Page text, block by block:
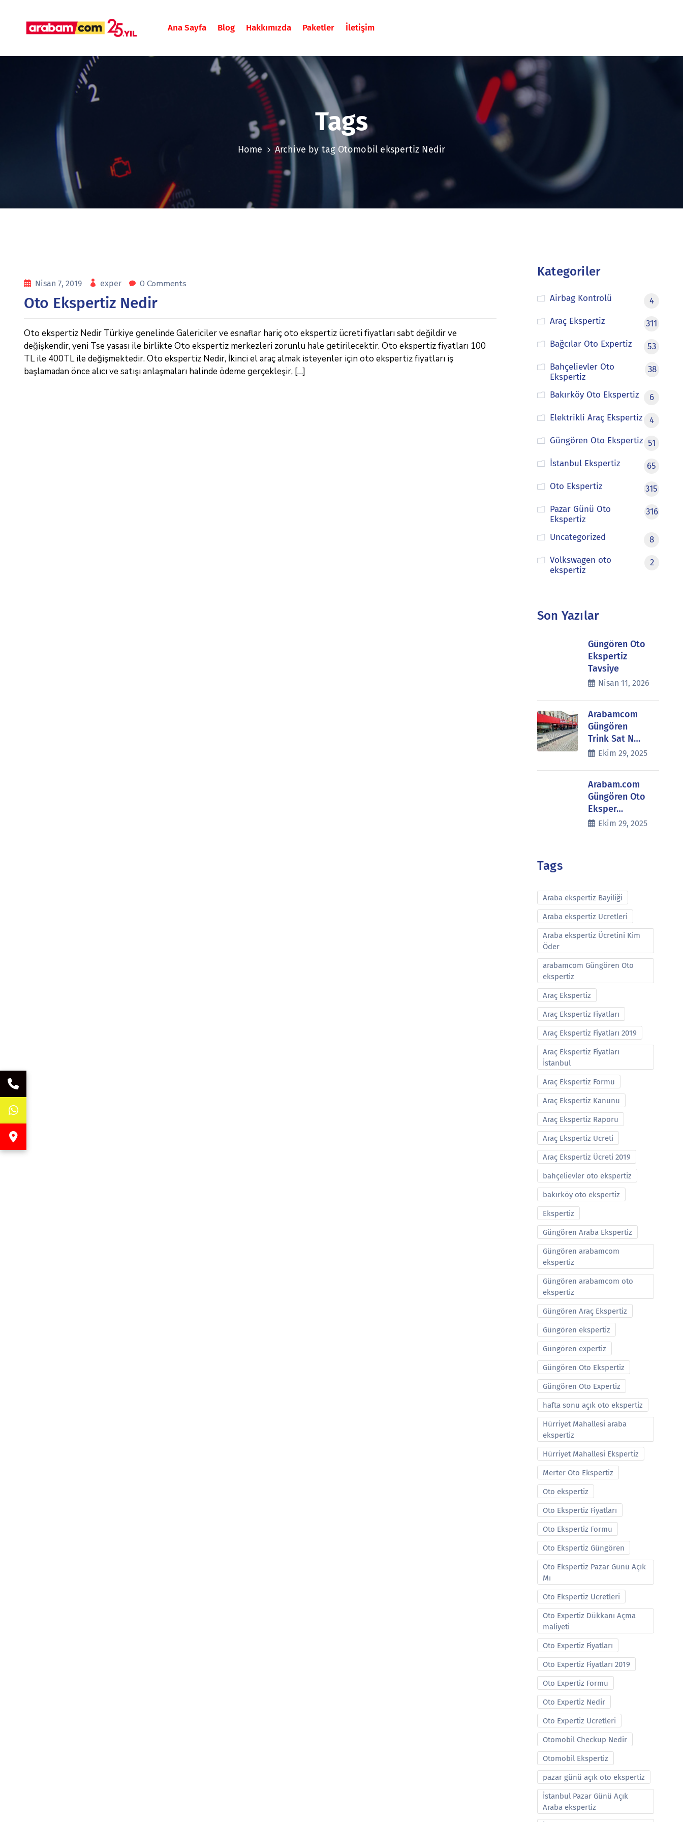
Ana Sayfa Blog Hakkımızda Paketler İletişim
Tags
Home Archive by tag Otomobil ekspertiz Nedir
Nisan 7, 2019 exper 0 Comments
Oto Ekspertiz Nedir
Oto ekspertiz Nedir Türkiye genelinde Galericiler ve esnaflar hariç oto ekspertiz ücreti fiyatları sabt değildir ve
değişkendir, yeni Tse yasası ile birlikte Oto ekspertiz merkezleri zorunlu hale getirilecektir. Oto ekspertiz fiyatları 100
TL ile 400TL ile değişmektedir. Oto ekspertiz Nedir, İkinci el araç almak isteyenler için oto ekspertiz fiyatları iş
başlamadan önce alıcı ve satışı anlaşmaları halinde ödeme gerçekleşir, […]
Kategoriler
Airbag Kontrolü
4
Araç Ekspertiz
311
Bağcılar Oto Expertiz
53
Bahçelievler Oto
Ekspertiz
38
Bakırköy Oto Ekspertiz
6
Elektrikli Araç Ekspertiz
4
Güngören Oto Ekspertiz 51
İstanbul Ekspertiz
65
Oto Ekspertiz
315
Pazar Günü Oto
Ekspertiz
316
Uncategorized
8
Volkswagen oto
ekspertiz
2
Son Yazılar
Güngören Oto
Ekspertiz
Tavsiye
Nisan 11, 2026
Arabamcom
Güngören
Trink Sat N…
Ekim 29, 2025
Arabam.com
Güngören Oto
Eksper…
Ekim 29, 2025
Tags
Araba ekspertiz Bayiliği
Araba ekspertiz Ucretleri
Araba ekspertiz Ücretini Kim
Öder
arabamcom Güngören Oto
ekspertiz
Araç Ekspertiz
Araç Ekspertiz Fiyatları
Araç Ekspertiz Fiyatları 2019
Araç Ekspertiz Fiyatları
İstanbul
Araç Ekspertiz Formu
Araç Ekspertiz Kanunu
Araç Ekspertiz Raporu
Araç Ekspertiz Ucreti
Araç Ekspertiz Ücreti 2019
bahçelievler oto ekspertiz
bakırköy oto ekspertiz
Ekspertiz
Güngören Araba Ekspertiz
Güngören arabamcom
ekspertiz
Güngören arabamcom oto
ekspertiz
Güngören Araç Ekspertiz
Güngören ekspertiz
Güngören expertiz
Güngören Oto Ekspertiz
Güngören Oto Expertiz
hafta sonu açık oto ekspertiz
Hürriyet Mahallesi araba
ekspertiz
Hürriyet Mahallesi Ekspertiz
Merter Oto Ekspertiz
Oto ekspertiz
Oto Ekspertiz Fiyatları
Oto Ekspertiz Formu
Oto Ekspertiz Güngören
Oto Ekspertiz Pazar Günü Açık
Mı
Oto Ekspertiz Ucretleri
Oto Expertiz Dükkanı Açma
maliyeti
Oto Expertiz Fiyatları
Oto Expertiz Fiyatları 2019
Oto Expertiz Formu
Oto Expertiz Nedir
Oto Expertiz Ucretleri
Otomobil Checkup Nedir
Otomobil Ekspertiz
pazar günü açık oto ekspertiz
İstanbul Pazar Günü Açık
Araba ekspertiz